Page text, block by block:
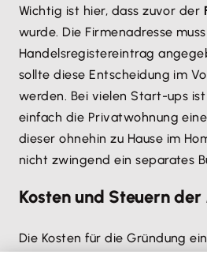
Wichtig ist hier, dass zuvor der
wurde. Die Firmenadresse
Handelsregistereintrag
sollte diese Entscheidung im
werden. Bei vielen Start-ups
einfach die Privatwohnung
dieser ohnehin zu Hause im
nicht zwingend ein separates
Kosten und Steuern
Die Kosten für die Gründung